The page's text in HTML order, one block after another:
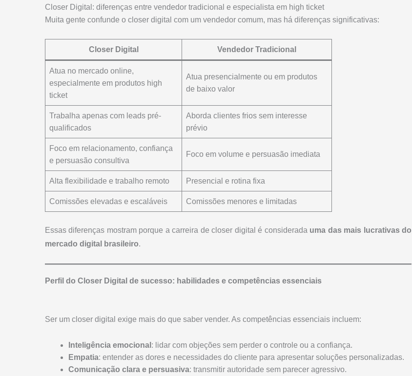
Closer Digital: diferenças entre vendedor tradicional e especialista em high ticket
Muita gente confunde o closer digital com um vendedor comum, mas há diferenças significativas:
Closer Digital Vendedor Tradicional
Atua no mercado online,
especialmente em produtos high
ticket
Atua presencialmente ou em produtos
de baixo valor
Trabalha apenas com leads pré-
qualificados
Aborda clientes frios sem interesse
prévio
Foco em relacionamento, confiança
e persuasão consultiva
Foco em volume e persuasão imediata
Alta flexibilidade e trabalho remoto Presencial e rotina fixa
Comissões elevadas e escaláveis Comissões menores e limitadas
Essas diferenças mostram porque a carreira de closer digital é considerada uma das mais lucrativas do
mercado digital brasileiro.
Perfil do Closer Digital de sucesso: habilidades e competências essenciais
Ser um closer digital exige mais do que saber vender. As competências essenciais incluem:
Inteligência emocional : lidar com objeções sem perder o controle ou a confiança.
Empatia: entender as dores e necessidades do cliente para apresentar soluções personalizadas.
Comunicação clara e persuasiva: transmitir autoridade sem parecer agressivo.